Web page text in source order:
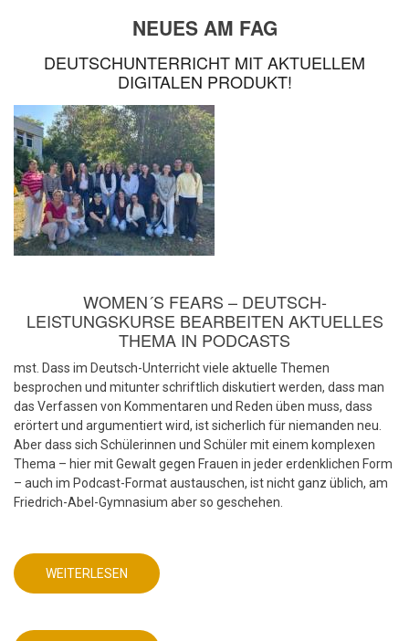
NEUES AM FAG
DEUTSCHUNTERRICHT MIT AKTUELLEM
DIGITALEN PRODUKT!
WOMEN´S FEARS – DEUTSCH-
LEISTUNGSKURSE BEARBEITEN AKTUELLES
THEMA IN PODCASTS
mst. Dass im Deutsch-Unterricht viele aktuelle Themen
besprochen und mitunter schriftlich diskutiert werden, dass man
das Verfassen von Kommentaren und Reden üben muss, dass
erörtert und argumentiert wird, ist sicherlich für niemanden neu.
Aber dass sich Schülerinnen und Schüler mit einem komplexen
Thema – hier mit Gewalt gegen Frauen in jeder erdenklichen Form
– auch im Podcast-Format austauschen, ist nicht ganz üblich, am
Friedrich-Abel-Gymnasium aber so geschehen.
WEITERLESEN
ÜBER
DEUTSCHUNTERRICHT
PRODUKT!